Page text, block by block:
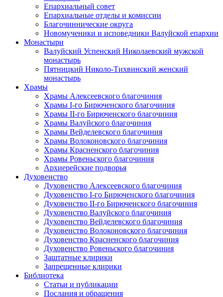
Епархиальный совет
Епархиальные отделы и комиссии
Благочиннические округа
Новомученики и исповедники Валуйской епархии
Монастыри
Валуйский Успенский Николаевский мужской
монастырь
Пятницкий Николо-Тихвинский женский
монастырь
Храмы
Храмы Алексеевского благочиния
Храмы I-го Бирюченского благочиния
Храмы II-го Бирюченского благочиния
Храмы Валуйского благочиния
Храмы Вейделевского благочиния
Храмы Волоконовского благочиния
Храмы Красненского благочиния
Храмы Ровеньского благочиния
Архиерейские подворья
Духовенство
Духовенство Алексеевского благочиния
Духовенство I-го Бирюченского благочиния
Духовенство II-го Бирюченского благочиния
Духовенство Валуйского благочиния
Духовенство Вейделевского благочиния
Духовенство Волоконовского благочиния
Духовенство Красненского благочиния
Духовенство Ровеньского благочиния
Заштатные клирики
Запрещенные клирики
Библиотека
Статьи и публикации
Послания и обращения